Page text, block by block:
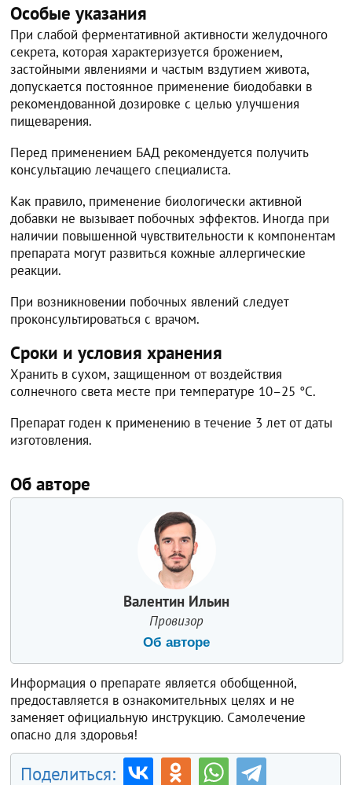
Особые указания
При слабой ферментативной активности желудочного
секрета, которая характеризуется брожением,
застойными явлениями и частым вздутием живота,
допускается постоянное применение биодобавки в
рекомендованной дозировке с целью улучшения
пищеварения.
Перед применением БАД рекомендуется получить
консультацию лечащего специалиста.
Как правило, применение биологически активной
добавки не вызывает побочных эффектов. Иногда при
наличии повышенной чувствительности к компонентам
препарата могут развиться кожные аллергические
реакции.
При возникновении побочных явлений следует
проконсультироваться с врачом.
Сроки и условия хранения
Хранить в сухом, защищенном от воздействия
солнечного света месте при температуре 10–25 °С.
Препарат годен к применению в течение 3 лет от даты
изготовления.
Об авторе
Валентин Ильин
Провизор
Об авторе
Информация о препарате является обобщенной,
предоставляется в ознакомительных целях и не
заменяет официальную инструкцию. Самолечение
опасно для здоровья!
Поделиться: